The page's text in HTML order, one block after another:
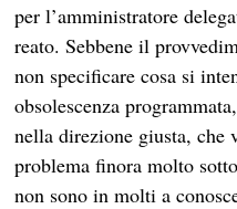
per l’amministratore
reato. Sebbene il
non specificare cosa si
obsolescenza
nella direzione giusta, che
problema finora molto
non sono in molti a